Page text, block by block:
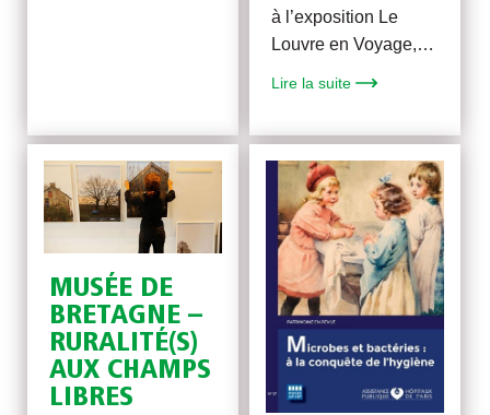
à l’exposition Le
Louvre en Voyage,…
Lire la suite
MUSÉE DE
BRETAGNE –
RURALITÉ(S)
AUX CHAMPS
LIBRES